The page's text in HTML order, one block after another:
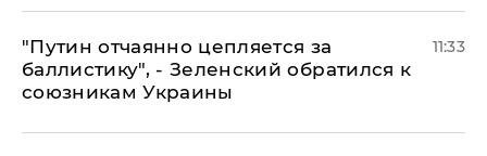
"Путин отчаянно цепляется за
баллистику", - Зеленский обратился к
союзникам Украины
11:33